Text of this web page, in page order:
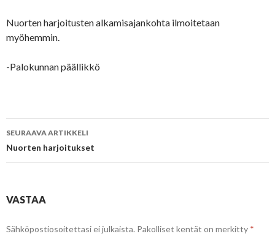
Nuorten harjoitusten alkamisajankohta ilmoitetaan
myöhemmin.
-Palokunnan päällikkö
Artikkelien
selaus
SEURAAVA ARTIKKELI
Nuorten harjoitukset
VASTAA
Sähköpostiosoitettasi ei julkaista. Pakolliset kentät on merkitty *